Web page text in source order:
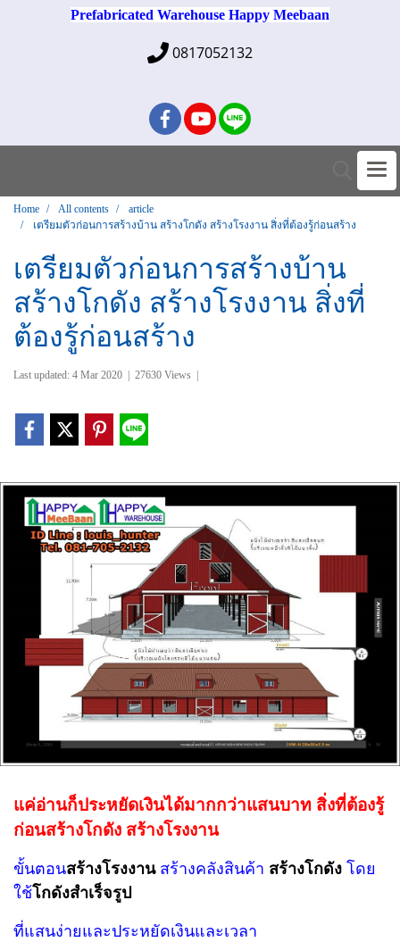
Prefabricated Warehouse Happy Meebaan
0817052132
Home All contents
article
เตรียมตัวก่อนการสร้างบ้าน สร้างโกดัง สร้างโรงงาน สิ่งที่ต้องรู้ก่อนสร้าง
เตรียมตัวก่อนการสร้างบ้าน
สร้างโกดัง สร้างโรงงาน สิ่งที่
ต้องรู้ก่อนสร้าง
Last updated: 4 Mar 2020 27630 Views
แค่อ่านก็ประหยัดเงินได้มากกว่าแสนบาท สิ่งที่ต้องรู้
ก่อนสร้างโกดัง สร้างโรงงาน
ขั้นตอนสร้างโรงงานสร้างคลังสินค้า สร้างโกดัง โดย
ใช้โกดังสำเร็จรูป
ที่แสนง่ายและประหยัดเงินและเวลา